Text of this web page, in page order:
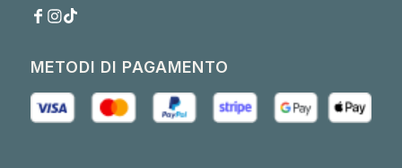
METODI DI PAGAMENTO